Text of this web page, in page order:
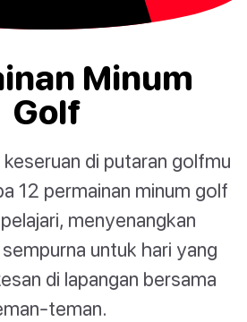
Minum
Golf
di putaran golfmu
12 permainan minum golf
menyenangkan
untuk hari yang
di lapangan bersama
teman.